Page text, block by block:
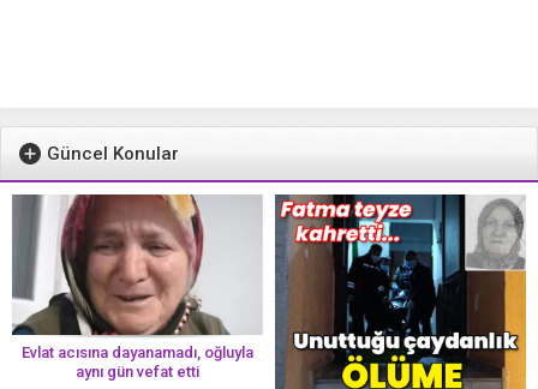
Güncel Konular
Evlat acısına dayanamadı, oğluyla
aynı gün vefat etti